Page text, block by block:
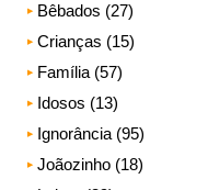
Bêbados (27)
Crianças (15)
Família (57)
Idosos (13)
Ignorância (95)
Joãozinho (18)